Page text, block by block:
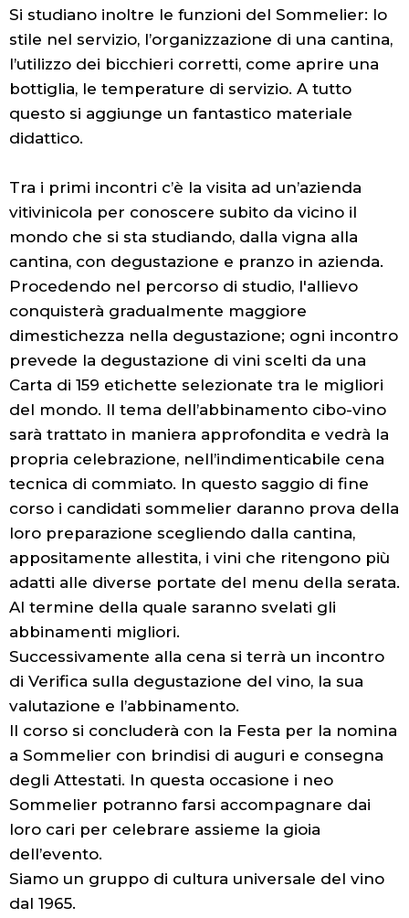
Si studiano inoltre le funzioni del Sommelier: lo
stile nel servizio, l’organizzazione di una cantina,
l’utilizzo dei bicchieri corretti, come aprire una
bottiglia, le temperature di servizio. A tutto
questo si aggiunge un fantastico materiale
didattico.
Tra i primi incontri c’è la visita ad un’azienda
vitivinicola per conoscere subito da vicino il
mondo che si sta studiando, dalla vigna alla
cantina, con degustazione e pranzo in azienda.
Procedendo nel percorso di studio, l'allievo
conquisterà gradualmente maggiore
dimestichezza nella degustazione; ogni incontro
prevede la degustazione di vini scelti da una
Carta di 159 etichette selezionate tra le migliori
del mondo. Il tema dell’abbinamento cibo-vino
sarà trattato in maniera approfondita e vedrà la
propria celebrazione, nell’indimenticabile cena
tecnica di commiato. In questo saggio di fine
corso i candidati sommelier daranno prova della
loro preparazione scegliendo dalla cantina,
appositamente allestita, i vini che ritengono più
adatti alle diverse portate del menu della serata.
Al termine della quale saranno svelati gli
abbinamenti migliori.
Successivamente alla cena si terrà un incontro
di Verifica sulla degustazione del vino, la sua
valutazione e l’abbinamento.
Il corso si concluderà con la Festa per la nomina
a Sommelier con brindisi di auguri e consegna
degli Attestati. In questa occasione i neo
Sommelier potranno farsi accompagnare dai
loro cari per celebrare assieme la gioia
dell’evento.
Siamo un gruppo di cultura universale del vino
dal 1965.